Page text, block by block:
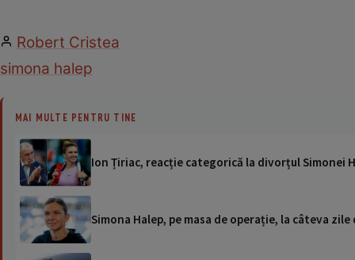
Robert Cristea
simona halep
MAI MULTE PENTRU TINE
Ion Țiriac, reacție categorică la divorțul Simonei
Simona Halep, pe masa de operație, la câteva